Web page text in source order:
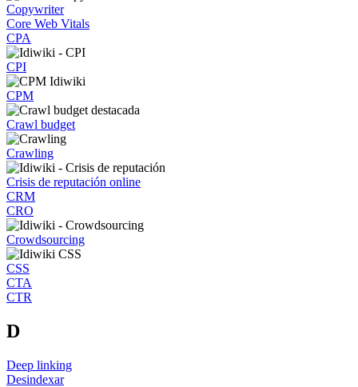
Copywriter
Core Web Vitals
CPA
CPI
CPM
Crawl budget
Crawling
Crisis de reputación online
CRM
CRO
Crowdsourcing
CSS
CTA
CTR
D
Deep linking
Desindexar